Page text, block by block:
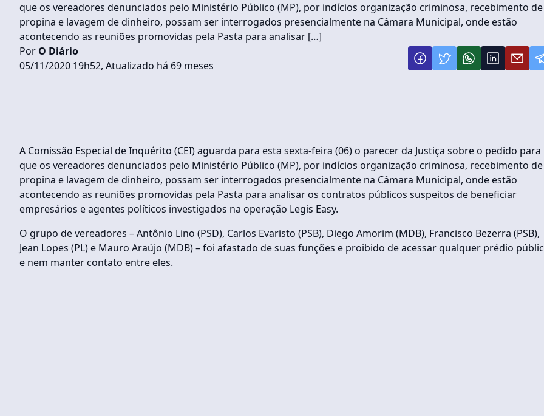
que os vereadores denunciados pelo Ministério Público (MP), por indícios organização criminosa, recebimento de
propina e lavagem de dinheiro, possam ser interrogados presencialmente na Câmara Municipal, onde estão
acontecendo as reuniões promovidas pela Pasta para analisar […]
Por O Diário
05/11/2020 19h52, Atualizado há 69 meses
A Comissão Especial de Inquérito (CEI) aguarda para esta sexta-feira (06) o parecer da Justiça sobre o pedido para
que os vereadores denunciados pelo Ministério Público (MP), por indícios organização criminosa, recebimento de
propina e lavagem de dinheiro, possam ser interrogados presencialmente na Câmara Municipal, onde estão
acontecendo as reuniões promovidas pela Pasta para analisar os contratos públicos suspeitos de beneficiar
empresários e agentes políticos investigados na operação Legis Easy.
O grupo de vereadores – Antônio Lino (PSD), Carlos Evaristo (PSB), Diego Amorim (MDB), Francisco Bezerra (PSB),
Jean Lopes (PL) e Mauro Araújo (MDB) – foi afastado de suas funções e proibido de acessar qualquer prédio
e nem manter contato entre eles.